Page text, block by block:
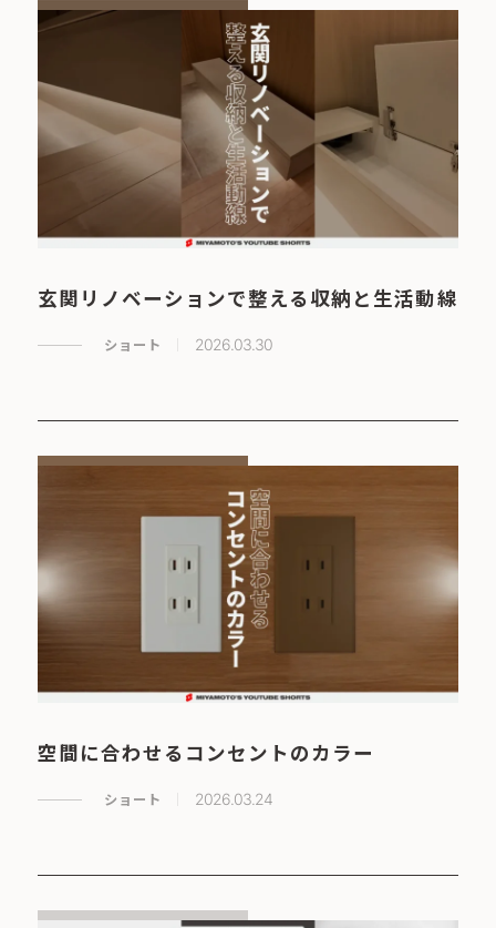
玄関リノベーションで整える収納と生活動線
ショート 2026.03.30
空間に合わせるコンセントのカラー
ショート 2026.03.24